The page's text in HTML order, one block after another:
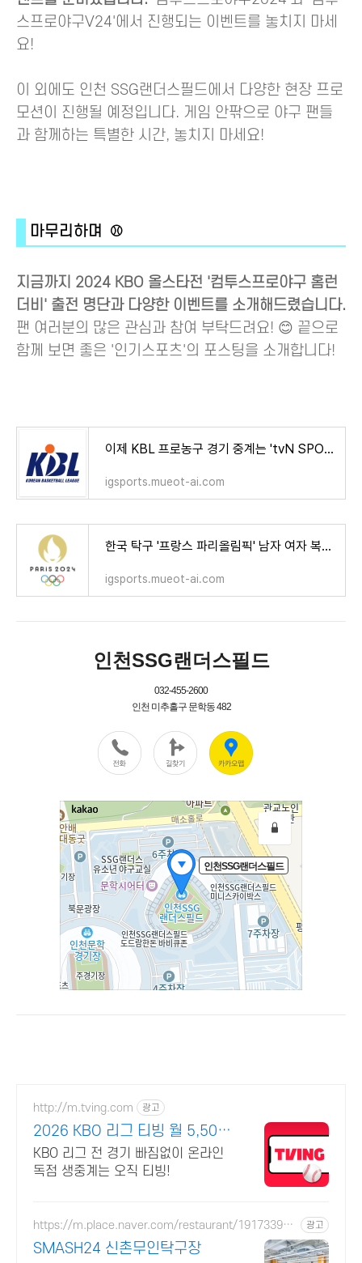
스프로야구V24'에서 진행되는 이벤트를 놓치지 마세
요!
이 외에도 인천 SSG랜더스필드에서 다양한 현장 프로
모션이 진행될 예정입니다. 게임 안팎으로 야구 팬들
과 함께하는 특별한 시간, 놓치지 마세요!
마무리하며 ⚾
지금까지 2024 KBO 올스타전 '컴투스프로야구 홈런
더비' 출전 명단과 다양한 이벤트를 소개해드렸습니다.
팬 여러분의 많은 관심과 참여 부탁드려요! 😊 끝으로
함께 보면 좋은 '인기스포츠'의 포스팅을 소개합니다!
이제 KBL 프로농구 경기 중계는 'tvN SPORTS', '티빙(TVING)'에서 시청!
igsports.mueot-ai.com
한국 탁구 '프랑스 파리올림픽' 남자 여자 복식 조 운영 감독 전략 및 미디어데이 선수 인터뷰!
igsports.mueot-ai.com
http://m.tving.com 광고
2026 KBO 리그 티빙 월 5,500
원부터
KBO 리그 전 경기 빠짐없이 온라인
독점 생중계는 오직 티빙!
https://m.place.naver.com/restaurant/191733902
1
광고
SMASH24 신촌무인탁구장